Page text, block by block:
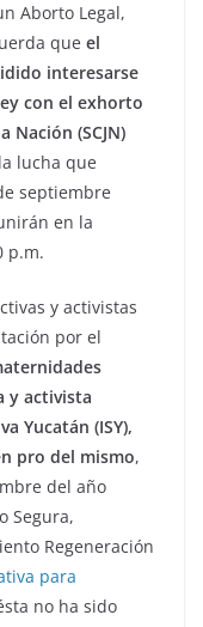
Aborto Legal,
que el
interesarse
con el exhorto
Nación (SCJN)
lucha que
septiembre
en la
p.m.
y activistas
por el
y activista
Yucatán (ISY),
pro del mismo,
del año
Segura,
Regeneración
para
no ha sido